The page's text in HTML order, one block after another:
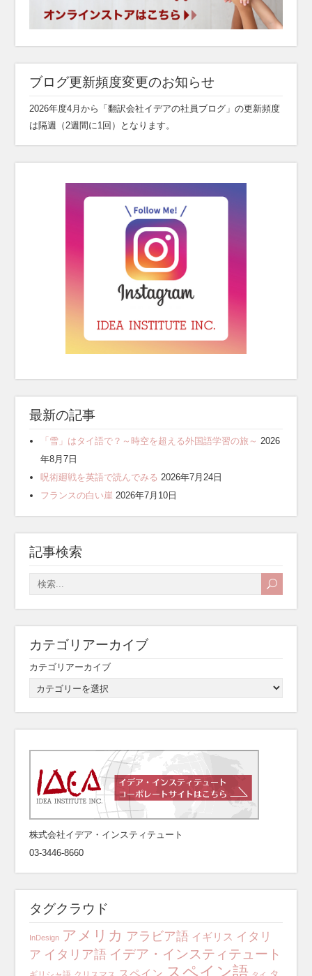
ブログ更新頻度変更のお知らせ
2026年度4月から「翻訳会社イデアの社員ブログ」の更新頻度
は隔週（2週間に1回）となります。
最新の記事
「雪」はタイ語で？～時空を超える外国語学習の旅～ 2026
年8月7日
呪術廻戦を英語で読んでみる 2026年7月24日
フランスの白い崖 2026年7月10日
記事検索
カテゴリアーカイブ
カテゴリアーカイブ
株式会社イデア・インスティテュート
03-3446-8660
タグクラウド
InDesign アメリカ アラビア語 イギリス イタリ
ア イタリア語 イデア・インスティテュート
スペイン スペイン語